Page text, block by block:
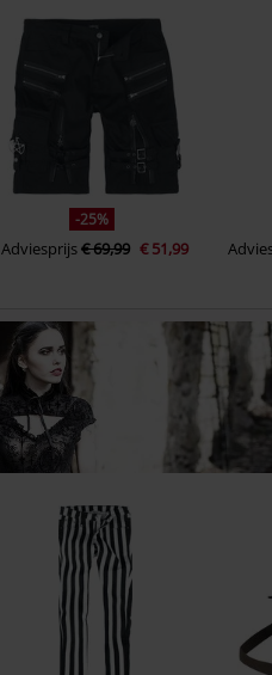
-25%
Adviesprijs€ 69,99 € 51,99